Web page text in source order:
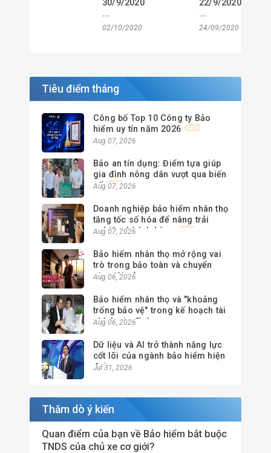
30/9/2020
...
02/10/2020
22/9/2020
...
24/09/2020
Tiêu điểm tháng
Công bố Top 10 Công ty Bảo
hiểm uy tín năm 2026
Aug 07, 2026
Bảo an tín dụng: Điểm tựa giúp
gia đình nông dân vượt qua biến
cố
Aug 07, 2026
Doanh nghiệp bảo hiểm nhân thọ
tăng tốc số hóa để nâng trải
nghiệm khách hàng
Aug 07, 2026
Bảo hiểm nhân thọ mở rộng vai
trò trong bảo toàn và chuyển
giao tài sản
Aug 06, 2026
Bảo hiểm nhân thọ và "khoảng
trống bảo vệ" trong kế hoạch tài
chính gia đình
Aug 06, 2026
Dữ liệu và AI trở thành năng lực
cốt lõi của ngành bảo hiểm hiện
đại
Jul 31, 2026
Thăm dò ý kiến
Quan điểm của bạn về Bảo hiểm bắt buộc
TNDS của chủ xe cơ giới?